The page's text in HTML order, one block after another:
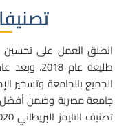
انطلق العمل على تحسين
طليعة عام
الجميع بالجامعة وتسخير
تصنيف التايمز البريطاني